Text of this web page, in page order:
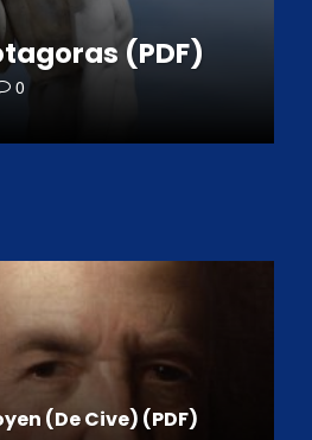
(PDF)
0
(De Cive) (PDF)